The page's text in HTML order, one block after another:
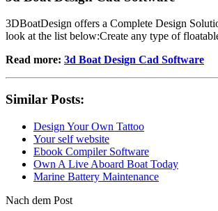
3DBoatDesign offers a Complete Design
look at the list below:Create any type of
Read more: 3d Boat Design Cad Software
Similar Posts:
Design Your Own Tattoo
Your self website
Ebook Compiler Software
Own A Live Aboard Boat Today
Marine Battery Maintenance
Nach dem Post